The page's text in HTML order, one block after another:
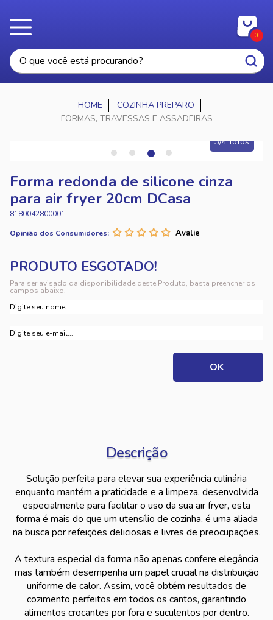
0
COZINHA PREPARO
FORMAS, TRAVESSAS E ASSADEIRAS
3/4 fotos
Forma redonda de silicone cinza
para air fryer 20cm DCasa
8180042800001
Opinião dos Consumidores:
Para ser avisado da disponibilidade deste Produto, basta preencher os
campos abaixo.
Descrição
Solução perfeita para elevar sua experiência culinária
enquanto mantém a praticidade e a limpeza, desenvolvida
especialmente para facilitar o uso da sua air fryer, esta
forma é mais do que um utensílio de cozinha, é uma aliada
na busca por refeições deliciosas e livres de preocupações.
A textura especial da forma não apenas confere elegância
mas também desempenha um papel crucial na distribuição
uniforme de calor. Assim, você obtém resultados de
cozimento perfeitos em todos os cantos, garantindo
alimentos crocantes por fora e suculentos por dentro.